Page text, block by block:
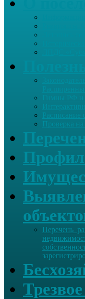
Расписание
Проверка
Перечень